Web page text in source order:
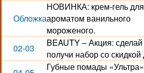
Обложка
НОВИНКА: крем-гель
ароматом ванильного
мороженого.
02-03
BEAUTY – Акция: сделай
получи набор со скидкой
Губные помады